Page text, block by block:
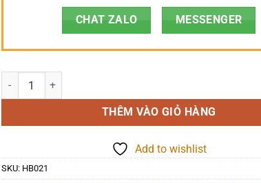
CHAT ZALO MESSENGER
Hoa Bó - HB021 số lượng
THÊM VÀO GIỎ HÀNG
Add to wishlist
SKU: HB021